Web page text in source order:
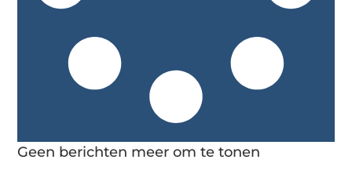
Geen berichten meer om te tonen